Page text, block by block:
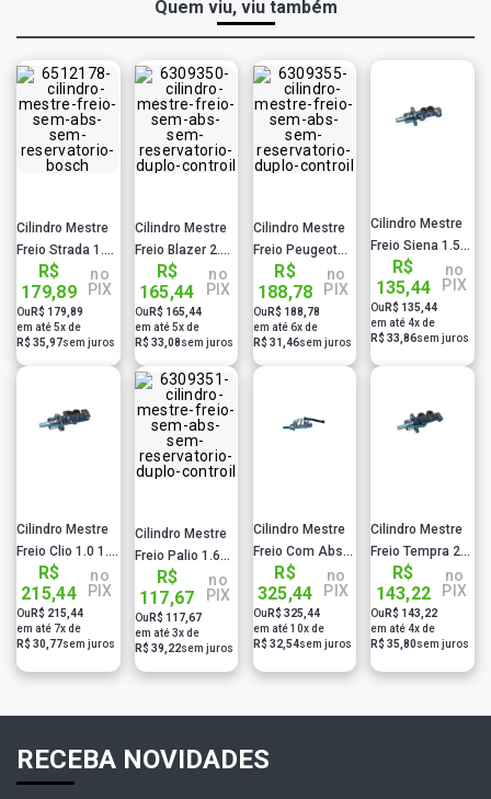
Quem viu, viu também
Cilindro Mestre
Freio Strada 1.8
E 1.4 Sem Abs
22.22Mm
Cm2590Sr
0986Ab8614
Bosch
R$
179,89
no
PIX
Ou R$ 179,89
em até 5x de
R$ 35,97sem juros
Cilindro Mestre
Freio Blazer 2.4
4.3 S10 2.2 Sem
Abs 25.40Mm
C2073 Controil
R$
165,44
no
PIX
Ou R$ 165,44
em até 5x de
R$ 33,08sem juros
Cilindro Mestre
Freio Peugeot
306 1.8 1.1 Sem
Abs 20.63Mm
C2130 Controil
R$
188,78
no
PIX
Ou R$ 188,78
em até 6x de
R$ 31,46sem juros
Cilindro Mestre
Freio Siena 1.5
Palio Weekend
1.6 Sem Abs
20.63Mm C2046
Controil
R$
135,44
no
PIX
Ou R$ 135,44
em até 4x de
R$ 33,86sem juros
Cilindro Mestre
Freio Clio 1.0 1.6
Sem Abs
20.63Mm C2096
Controil
R$
215,44
no
PIX
Ou R$ 215,44
em até 7x de
R$ 30,77sem juros
Cilindro Mestre
Freio Palio 1.6
1.0 Sem Abs
22.22Mm C2075
Controil
R$
117,67
no
PIX
Ou R$ 117,67
em até 3x de
R$ 39,22sem juros
Cilindro Mestre
Freio Com Abs
Sem
Reservatorio
Duplo 19,05Mm
Ferro Fundido
R$
325,44
no
PIX
Ou R$ 325,44
em até 10x de
R$ 32,54sem juros
Cilindro Mestre
Freio Tempra 2.0
Fiorino 1.5
22.22Mm C2042
Controil
R$
143,22
no
PIX
Ou R$ 143,22
em até 4x de
R$ 35,80sem juros
RECEBA NOVIDADES